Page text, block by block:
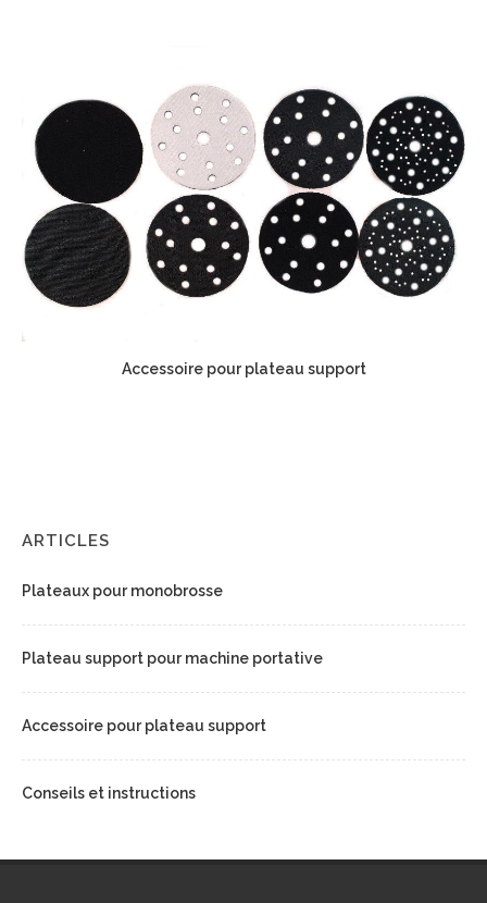
Accessoire pour plateau support
ARTICLES
Plateaux pour monobrosse
Plateau support pour machine portative
Accessoire pour plateau support
Conseils et instructions